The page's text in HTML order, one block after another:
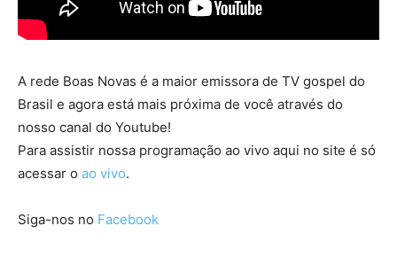
A rede Boas Novas é a maior emissora de TV gospel do
Brasil e agora está mais próxima de você através do
nosso canal do Youtube!
Para assistir nossa programação ao vivo aqui no site é só
acessar o ao vivo.
Siga-nos no Facebook